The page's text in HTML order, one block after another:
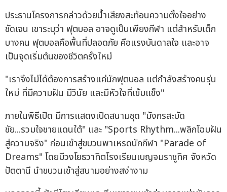
ประธานโครงการกล่าวด้วยน้ำเสียงสะท้อนความตั้งใจอย่าง
ชัดเจน เขาระบุว่า ฟุตบอล อาจดูเป็นเพียงกีฬา แต่สำหรับเด็ก
บางคน ฟุตบอลคือพื้นที่ปลอดภัย คือแรงบันดาลใจ และอาจ
เป็นจุดเริ่มต้นของชีวิตครั้งใหม่
"เราจึงไม่ได้ต้องการสร้างแค่นักฟุตบอล แต่กำลังสร้างคนรุ่น
ใหม่ ที่มีความฝัน มีวินัย และมีหัวใจที่เข้มแข็ง"
ภายในพิธีเปิด มีการแสดงเปิดสนามชุด "มังกรสะบัด
ชัย...รวมใจชายแดนใต้" และ "Sports Rhythm...พลิกโฉมฝัน
สู่ความจริง" ก่อนเข้าสู่ขบวนพาเหรดนักกีฬา "Parade of
Dreams" โดยมีวงโยธวาทิตโรงเรียนเบญจมราชูทิศ จังหวัด
ปัตตานี นำขบวนเข้าสู่สนามอย่างสง่างาม